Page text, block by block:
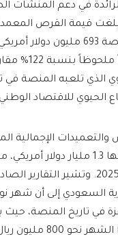
في دعم المنشآت
قيمة الفرص المعمدة
هذا الرقم يمثل
الذي تلعبه المنصة في
الحيوي للاقتصاد
والتعميدات الإجمالية
«فرصة» منذ إطلاقها 1.3 مليار دولار
استثنائياً خلال عام 2025. وتشير
السعودي إلى أن شهر
قفزة في تاريخ المنصة،
التعميدات خلال هذا